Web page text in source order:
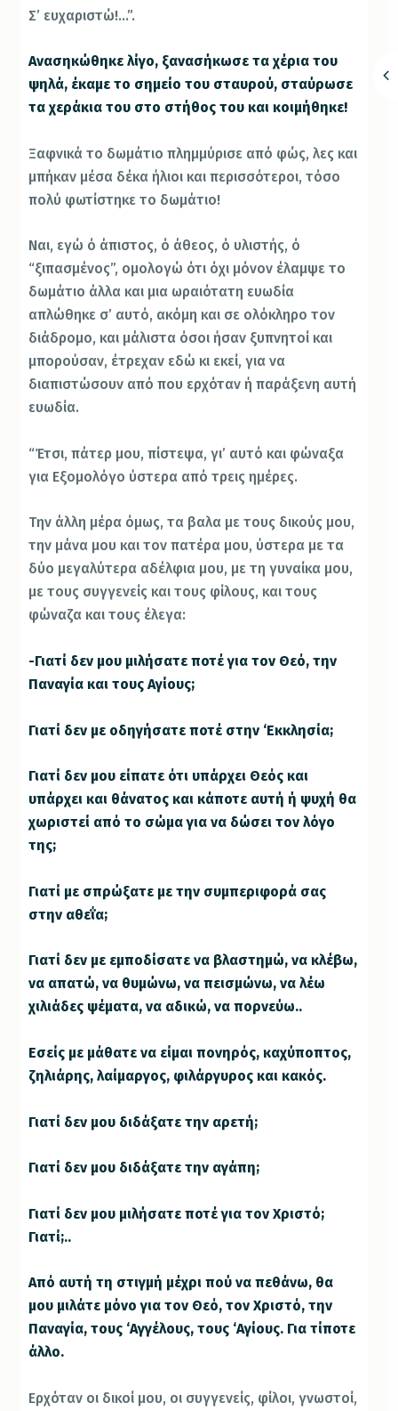
Σ’ ευχαριστώ!…”.
Ανασηκώθηκε λίγο, ξανασήκωσε τα χέρια του
ψηλά, έκαμε το σημείο του σταυρού, σταύρωσε
τα χεράκια του στο στήθος του και κοιμήθηκε!
Ξαφνικά το δωμάτιο πλημμύρισε από φώς, λες και
μπήκαν μέσα δέκα ήλιοι και περισσότεροι, τόσο
πολύ φωτίστηκε το δωμάτιο!
Ναι, εγώ ό άπιστος, ό άθεος, ό υλιστής, ό
“ξιπασμένος”, ομολογώ ότι όχι μόνον έλαμψε το
δωμάτιο άλλα και μια ωραιότατη ευωδία
απλώθηκε σ’ αυτό, ακόμη και σε ολόκληρο τον
διάδρομο, και μάλιστα όσοι ήσαν ξυπνητοί και
μπορούσαν, έτρεχαν εδώ κι εκεί, για να
διαπιστώσουν από που ερχόταν ή παράξενη αυτή
ευωδία.
“Έτσι, πάτερ μου, πίστεψα, γι’ αυτό και φώναξα
για Εξομολόγο ύστερα από τρεις ημέρες.
Την άλλη μέρα όμως, τα βαλα με τους δικούς μου,
την μάνα μου και τον πατέρα μου, ύστερα με τα
δύο μεγαλύτερα αδέλφια μου, με τη γυναίκα μου,
με τους συγγενείς και τους φίλους, και τους
φώναζα και τους έλεγα:
-Γιατί δεν μου μιλήσατε ποτέ για τον Θεό, την
Παναγία και τους Αγίους;
Γιατί δεν με οδηγήσατε ποτέ στην ‘Εκκλησία;
Γιατί δεν μου είπατε ότι υπάρχει Θεός και
υπάρχει και θάνατος και κάποτε αυτή ή ψυχή θα
χωριστεί από το σώμα για να δώσει τον λόγο
της;
Γιατί με σπρώξατε με την συμπεριφορά σας
στην αθεΐα;
Γιατί δεν με εμποδίσατε να βλαστημώ, να κλέβω,
να απατώ, να θυμώνω, να πεισμώνω, να λέω
χιλιάδες ψέματα, να αδικώ, να πορνεύω..
Εσείς με μάθατε να είμαι πονηρός, καχύποπτος,
ζηλιάρης, λαίμαργος, φιλάργυρος και κακός.
Γιατί δεν μου διδάξατε την αρετή;
Γιατί δεν μου διδάξατε την αγάπη;
Γιατί δεν μου μιλήσατε ποτέ για τον Χριστό;
Γιατί;..
Από αυτή τη στιγμή μέχρι πού να πεθάνω, θα
μου μιλάτε μόνο για τον Θεό, τον Χριστό, την
Παναγία, τους ‘Αγγέλους, τους ‘Αγίους. Για τίποτε
άλλο.
Ερχόταν οι δικοί μου, οι συγγενείς, φίλοι, γνωστοί,